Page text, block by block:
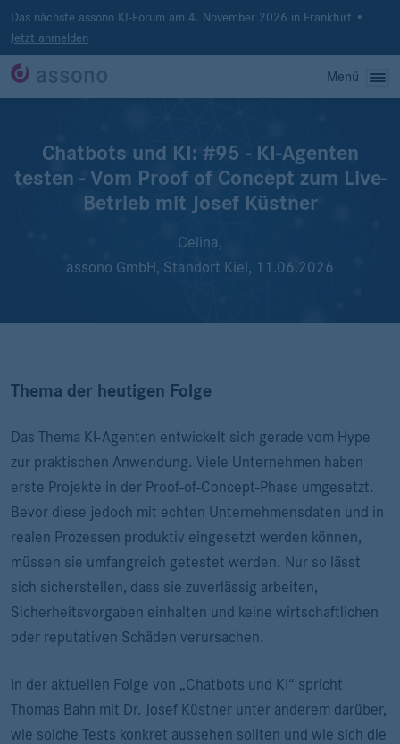
Das nächste assono KI-Forum am 4. November 2026 in Frankfurt •
Jetzt anmelden
Menü
Chatbots und KI: #95 - KI-Agenten
testen - Vom Proof of Concept zum Live-
Betrieb mit Josef Küstner
Celina,
assono GmbH, Standort Kiel, 11.06.2026
Thema der heutigen Folge
Das Thema KI-Agenten entwickelt sich gerade vom Hype
zur praktischen Anwendung. Viele Unternehmen haben
erste Projekte in der Proof-of-Concept-Phase umgesetzt.
Bevor diese jedoch mit echten Unternehmensdaten und in
realen Prozessen produktiv eingesetzt werden können,
müssen sie umfangreich getestet werden. Nur so lässt
sich sicherstellen, dass sie zuverlässig arbeiten,
Sicherheitsvorgaben einhalten und keine wirtschaftlichen
oder reputativen Schäden verursachen.
In der aktuellen Folge von „Chatbots und KI“ spricht
Thomas Bahn mit Dr. Josef Küstner unter anderem darüber,
wie solche Tests konkret aussehen sollten und wie sich die